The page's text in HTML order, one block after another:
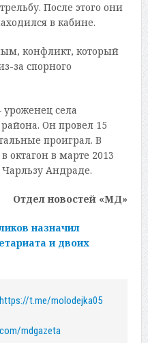
После этого они
в кабине.
конфликт, который
за спорного
села
Он провел 15
проиграл. В
октагон в марте 2013
Андраде.
Отдел новостей «МД»
назначил
и двоих
https://t.me/molodejka05
mdgazeta